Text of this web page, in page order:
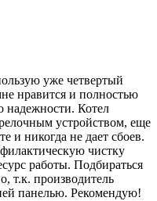
уже четвертый
нравится и полностью
надежности. Котел
устройством, еще
и никогда не дает сбоев.
чистку
работы. Подбираться
т.к. производитель
панелью. Рекомендую!